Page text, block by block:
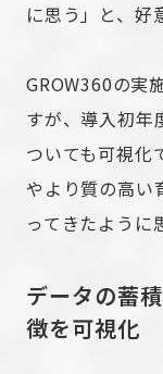
に思う」と、好
GROW360の実
すが、導入初年
ついても可視化
やより質の高い
ってきたように
データの蓄
徴を可視化